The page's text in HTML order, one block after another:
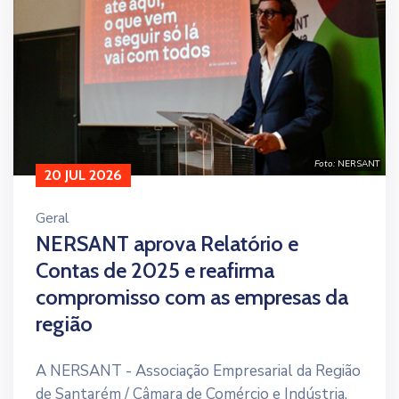
valorização do tecido empresarial e no reforço
do papel da NERSANT enquanto agente
impulsionador do desenvolvimento económico
do Ribatejo.
Foto: NERSANT
20 JUL 2026
Geral
NERSANT aprova Relatório e
Contas de 2025 e reafirma
compromisso com as empresas da
região
A NERSANT - Associação Empresarial da Região
de Santarém / Câmara de Comércio e Indústria,